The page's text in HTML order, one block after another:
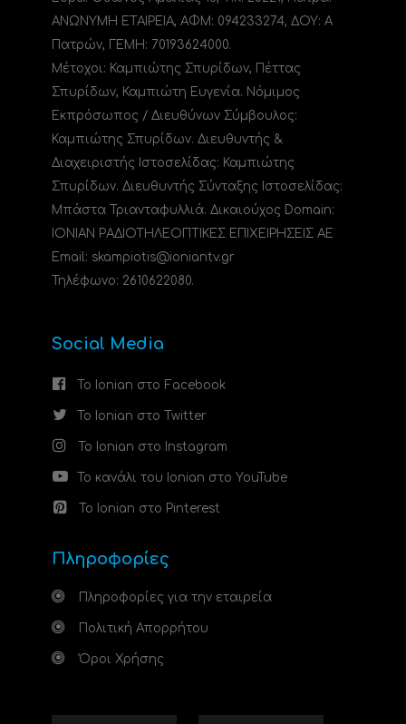
ΑΝΩΝΥΜΗ ΕΤΑΙΡΕΙΑ, ΑΦΜ: 094233274, ΔΟΥ: A
Πατρών, ΓΕΜΗ: 70193624000.
Μέτοχοι: Καμπιώτης Σπυρίδων, Πέττας
Σπυρίδων, Καμπιώτη Ευγενία. Νόμιμος
Εκπρόσωπος / Διευθύνων Σύμβουλος:
Καμπιώτης Σπυρίδων. Διευθυντής &
Διαχειριστής Ιστοσελίδας: Καμπιώτης
Σπυρίδων. Διευθυντής Σύνταξης Ιστοσελίδας:
Μπάστα Τριανταφυλλιά. Δικαιούχος Domain:
ΙΟΝΙΑΝ ΡΑΔΙΟΤΗΛΕΟΠΤΙΚΕΣ ΕΠΙΧΕΙΡΗΣΕΙΣ ΑΕ
Email: skampiotis@ioniantv.gr
Τηλέφωνο: 2610622080.
Social Media
Το Ionian στο Facebook
Το Ionian στο Twitter
Το Ionian στο Instagram
Το κανάλι του Ionian στο YouTube
Το Ionian στο Pinterest
Πληροφορίες
Πληροφορίες για την εταιρεία
Πολιτική Απορρήτου
Όροι Χρήσης